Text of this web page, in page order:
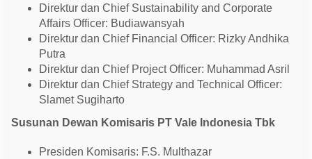
Direktur dan Chief Sustainability and Corporate
Affairs Officer: Budiawansyah
Direktur dan Chief Financial Officer: Rizky Andhika
Putra
Direktur dan Chief Project Officer: Muhammad Asril
Direktur dan Chief Strategy and Technical Officer:
Slamet Sugiharto
Susunan Dewan Komisaris PT Vale Indonesia Tbk
Presiden Komisaris: F.S. Multhazar